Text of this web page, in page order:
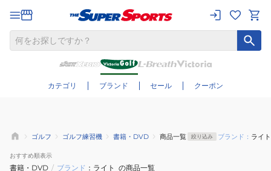
カテゴリ ブランド セール クーポン
さらに絞り込む
ゴルフ ゴルフ練習機 書籍・DVD 商品一覧 絞り込み ブランド： ライト
おすすめ順表示
書籍・DVD / ブランド ライト の商品一覧